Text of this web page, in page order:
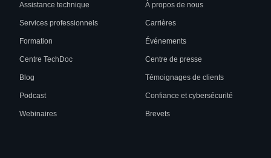
Assistance technique
Services professionnels
Formation
Centre TechDoc
Blog
Podcast
Webinaires
À propos de nous
Carrières
Événements
Centre de presse
Témoignages de clients
Confiance et cybersécurité
Brevets